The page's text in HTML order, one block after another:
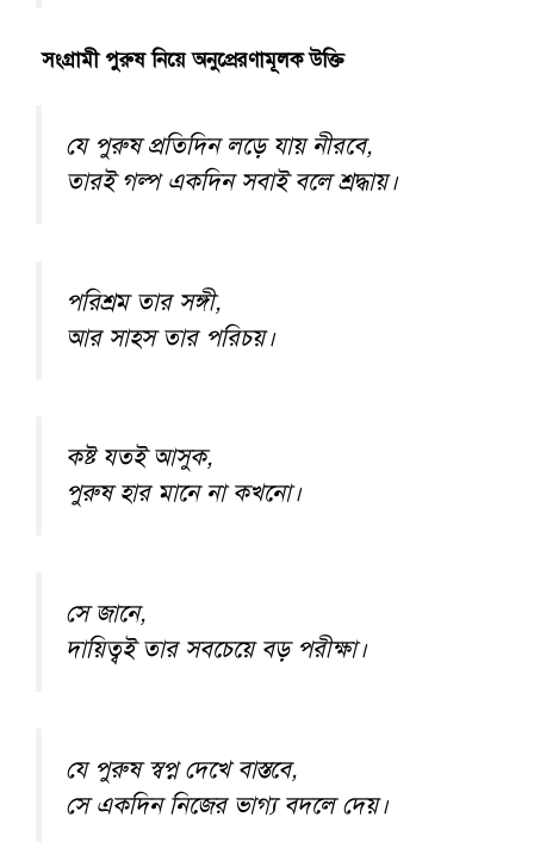
সংগ্রামী পুরুষ নিয়ে অনুপ্রেরণামূলক উক্তি
যে পুরুষ প্রতিদিন লড়ে যায় নীরবে,
তারই গল্প একদিন সবাই বলে শ্রদ্ধায়।
পরিশ্রম তার সঙ্গী,
আর সাহস তার পরিচয়।
কষ্ট যতই আসুক,
পুরুষ হার মানে না কখনো।
সে জানে,
দায়িত্বই তার সবচেয়ে বড় পরীক্ষা।
যে পুরুষ স্বপ্ন দেখে বাস্তবে,
সে একদিন নিজের ভাগ্য বদলে দেয়।